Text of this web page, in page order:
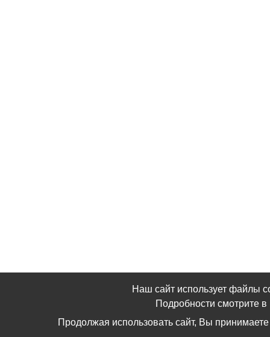
Наш сайт использует файлы
Подробности смотрите
Продолжая использовать сайт, Вы